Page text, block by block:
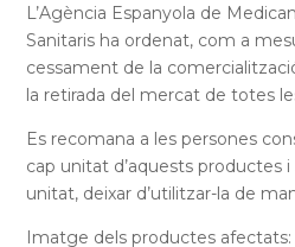
L’Agència Espanyola de
Sanitaris ha ordenat, com a
cessament de la
la retirada del mercat de totes
Es recomana a les persones
cap unitat d’aquests productes i
unitat, deixar d’utilitzar-la de
Imatge dels productes afectats: